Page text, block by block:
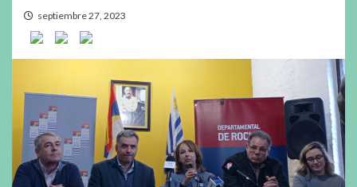
septiembre 27, 2023